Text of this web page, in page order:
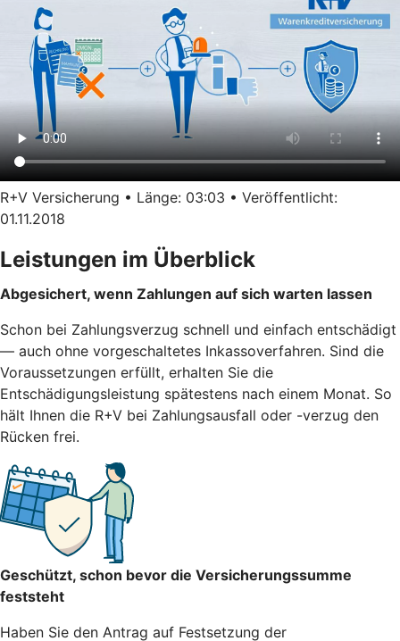
R+V Versicherung • Länge: 03:03 • Veröffentlicht:
01.11.2018
Leistungen im Überblick
Abgesichert, wenn Zahlungen auf sich warten lassen
Schon bei Zahlungsverzug schnell und einfach entschädigt
— auch ohne vorgeschaltetes Inkassoverfahren. Sind die
Voraussetzungen erfüllt, erhalten Sie die
Entschädigungsleistung spätestens nach einem Monat. So
hält Ihnen die R+V bei Zahlungsausfall oder -verzug den
Rücken frei.
Geschützt, schon bevor die Versicherungssumme
feststeht
Haben Sie den Antrag auf Festsetzung der